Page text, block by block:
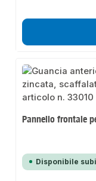
Pannello frontale
Disponibile